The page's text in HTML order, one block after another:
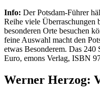
Info: Der Potsdam-Führer
Reihe viele
besonderen Orte besuchen
feine Auswahl macht den
etwas Besonderem. Das 240
Euro, emons Verlag, ISBN
Werner Herzog: